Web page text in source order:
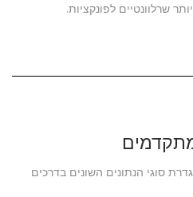
שרלוונטיים לפונקציות.
סוגי הנתונים השונים בדרכים